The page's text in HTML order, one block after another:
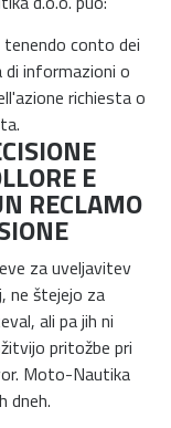
conto dei
informazioni o
richiesta o
E
RECLAMO
za uveljavitev
ne štejejo za
ali pa jih ni
pritožbe pri
Moto-Nautika
dneh.